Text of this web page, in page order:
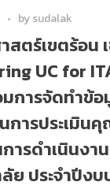
by sudalak
สตร์เขตร้อน
UC for
การจัดทำข้อ
การประเมิน
การดำเนินง
ย ประจำปีง